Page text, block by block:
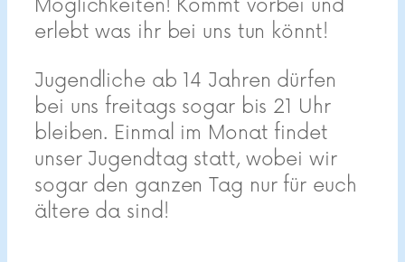
Möglichkeiten! Kommt vorbei und
erlebt was ihr bei uns tun könnt!
Jugendliche ab 14 Jahren dürfen
bei uns freitags sogar bis 21 Uhr
bleiben. Einmal im Monat findet
unser Jugendtag statt, wobei wir
sogar den ganzen Tag nur für euch
ältere da sind!